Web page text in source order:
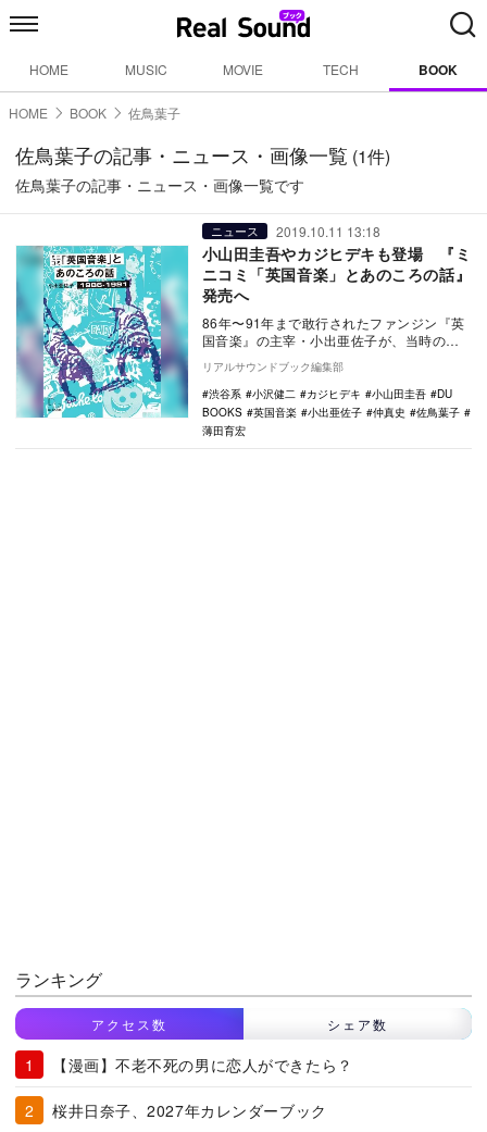
HOME MUSIC MOVIE TECH BOOK
HOME BOOK 佐鳥葉子
佐鳥葉子の記事・ニュース・画像一覧 (1件)
佐鳥葉子の記事・ニュース・画像一覧です
ニュース 2019.10.11 13:18
小山田圭吾やカジヒデキも登場 『ミ
ニコミ「英国音楽」とあのころの話』
発売へ
86年〜91年まで敢行されたファンジン『英
国音楽』の主宰・小出亜佐子が、当時のシ
ーンを振り返った著書『ミニコミ「英国音
楽」とあの…
リアルサウンドブック編集部
渋谷系
小沢健二 カジヒデキ 小山田圭吾
DU
BOOKS
英国音楽 小出亜佐子 仲真史
佐鳥葉子
薄田育宏
ランキング
アクセス数 シェア数
【漫画】不老不死の男に恋人ができたら？
桜井日奈子、2027年カレンダーブック